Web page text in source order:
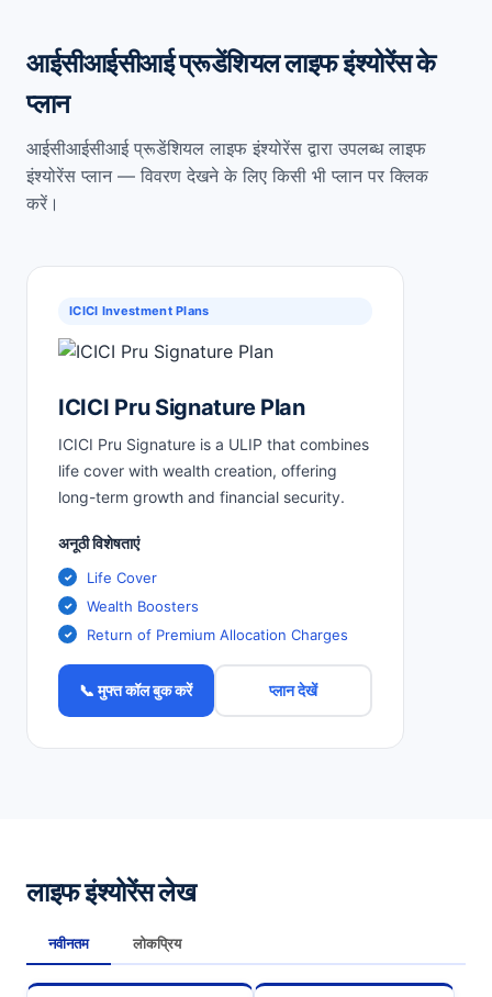
आईसीआईसीआई प्रूडेंशियल लाइफ इंश्योरेंस के
प्लान
आईसीआईसीआई प्रूडेंशियल लाइफ इंश्योरेंस द्वारा उपलब्ध लाइफ
इंश्योरेंस प्लान — विवरण देखने के लिए किसी भी प्लान पर क्लिक
करें।
ICICI Investment Plans
ICICI Pru Signature Plan
ICICI Pru Signature is a ULIP that combines
life cover with wealth creation, offering
long-term growth and financial security.
अनूठी विशेषताएं
Life Cover
Wealth Boosters
Return of Premium Allocation Charges
📞 मुफ्त कॉल बुक करें प्लान देखें
लाइफ इंश्योरेंस लेख
नवीनतम लोकप्रिय